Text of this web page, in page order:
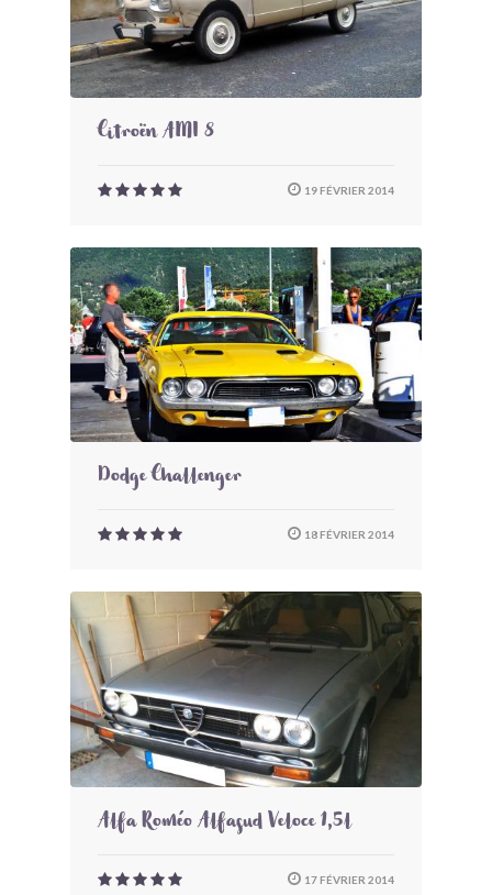
Citroën AMI 8
19 FÉVRIER 2014
Dodge Challenger
18 FÉVRIER 2014
Alfa Roméo Alfasud Veloce 1,5l
17 FÉVRIER 2014